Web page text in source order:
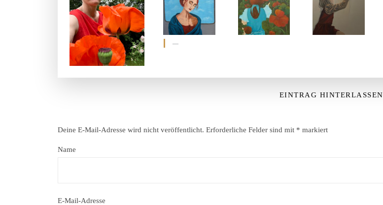
EINTRAG HINTERLASSEN
Deine E-Mail-Adresse wird nicht veröffentlicht. Erforderliche Felder sind mit * markiert
Name
E-Mail-Adresse